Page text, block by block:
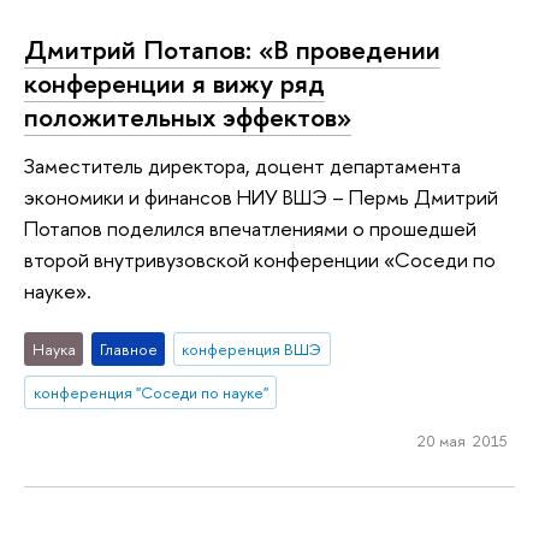
Дмитрий Потапов: «В проведении
конференции я вижу ряд
положительных эффектов»
Заместитель директора, доцент департамента
экономики и финансов НИУ ВШЭ – Пермь Дмитрий
Потапов поделился впечатлениями о прошедшей
второй внутривузовской конференции «Соседи по
науке».
Наука Главное
конференция ВШЭ
конференция "Соседи по науке"
20 мая 2015